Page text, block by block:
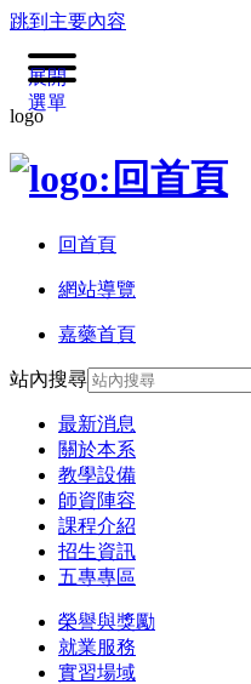
跳到主要內容
展開
選單
logo
回首頁
網站導覽
嘉藥首頁
站內搜尋
最新消息
關於本系
教學設備
師資陣容
課程介紹
招生資訊
五專專區
榮譽與獎勵
就業服務
實習場域